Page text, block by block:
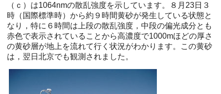
（ｃ）は1064nmの散乱強度を示しています。８月23日３
時（国際標準時）から約９時間黄砂が発生している状態と
なり，特に６時間は上段の散乱強度，中段の偏光成分とも
赤色で表示されていることから高濃度で1000mほどの厚さ
の黄砂層が地上を流れて行く状況がわかります。この黄砂
は，翌日北京でも観測されました。